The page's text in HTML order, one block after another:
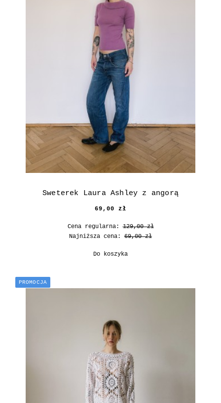
Sweterek Laura Ashley z angorą
69,00 zł
Cena regularna:129,00 zł
Najniższa cena: 69,00 zł
Do koszyka
PROMOCJA